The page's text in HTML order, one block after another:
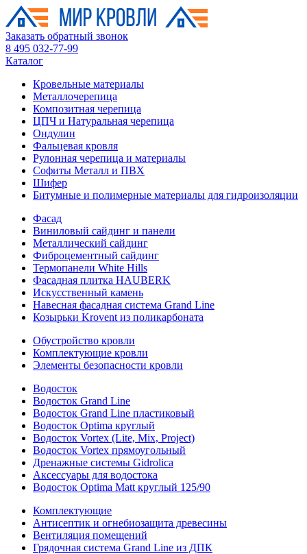
Заказать обратный звонок
8 495 032-77-99
Каталог
Кровельные материалы
Металлочерепица
Композитная черепица
ЦПЧ и Натуральная черепица
Ондулин
Фальцевая кровля
Рулонная черепица и материалы
Софиты Металл и ПВХ
Шифер
Битумные и полимерные материалы для гидроизоляции
Фасад
Виниловый сайдинг и панели
Металлический сайдинг
Фиброцементный сайдинг
Термопанели White Hills
Фасадная плитка HAUBERK
Искусственный камень
Навесная фасадная система Grand Line
Козырьки Krovent из поликарбоната
Обустройство кровли
Комплектующие кровли
Элементы безопасности кровли
Водосток
Водосток Grand Line
Водосток Grand Line пластиковый
Водосток Optima круглый
Водосток Vortex (Lite, Mix, Project)
Водосток Vortex прямоугольный
Дренажные системы Gidrolica
Аксессуары для водостока
Водосток Optima Matt круглый 125/90
Комплектующие
Антисептик и огнебиозащита древесины
Вентиляция помещений
Грядочная система Grand Line из ДПК